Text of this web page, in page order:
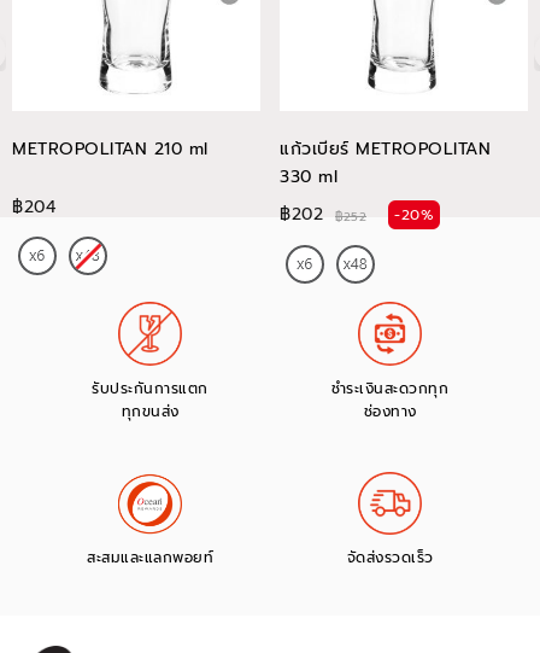
METROPOLITAN 210 ml
฿204
แก้วเบียร์ METROPOLITAN
330 ml
฿202
฿252 -20%
รับประกันการแตก
ทุกขนส่ง
ชำระเงินสะดวกทุก
ช่องทาง
สะสมและแลกพอยท์ จัดส่งรวดเร็ว